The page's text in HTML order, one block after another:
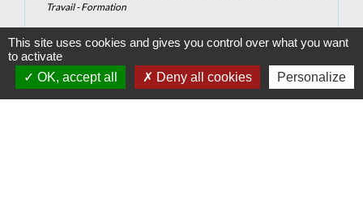
Travail - Formation
Pour en savoir plus
This site uses cookies and gives you control over what you want
to activate
OK, accept all
Deny all cookies Personalize